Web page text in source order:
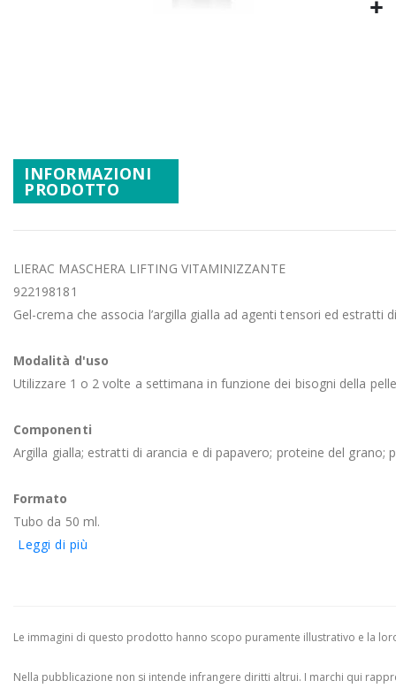
INFORMAZIONI
PRODOTTO
LIERAC MASCHERA LIFTING VITAMINIZZANTE
922198181
Gel-crema che associa l’argilla gialla ad agenti tensori ed
Modalità d'uso
Utilizzare 1 o 2 volte a settimana in funzione dei bisogni della
Componenti
Argilla gialla; estratti di arancia e di papavero; proteine del
Formato
Tubo da 50 ml.
Leggi di più
Le immagini di questo prodotto hanno scopo puramente illustrativo e la
Nella pubblicazione non si intende infrangere diritti altrui. I marchi qui